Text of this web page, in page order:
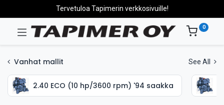
Tervetuloa Tapimerin verkkosivuille!
0
Vanhat mallit See All
2.40 ECO (10 hp/3600 rpm) '94 saakka